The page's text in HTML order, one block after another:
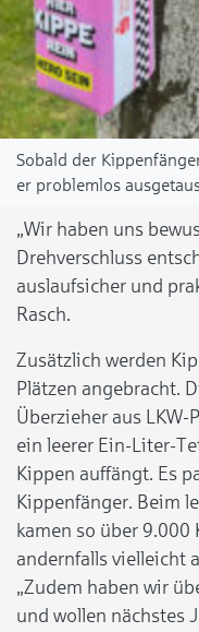
Sobald der
er problemlos
„Wir haben uns
Drehverschluss
auslaufsicher und
Rasch.
Zusätzlich werden
Plätzen angebracht.
Überzieher aus
ein leerer Ein-Liter-
Kippen auffängt. Es
Kippenfänger. Beim
kamen so über
andernfalls vielleicht
„Zudem haben wir
und wollen nächstes